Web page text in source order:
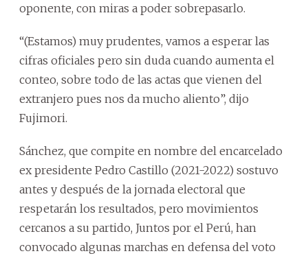
oponente, con miras a poder sobrepasarlo.
“(Estamos) muy prudentes, vamos a esperar las
cifras oficiales pero sin duda cuando aumenta el
conteo, sobre todo de las actas que vienen del
extranjero pues nos da mucho aliento”, dijo
Fujimori.
Sánchez, que compite en nombre del encarcelado
ex presidente Pedro Castillo (2021-2022) sostuvo
antes y después de la jornada electoral que
respetarán los resultados, pero movimientos
cercanos a su partido, Juntos por el Perú, han
convocado algunas marchas en defensa del voto